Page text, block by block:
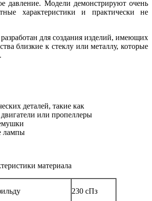
давление. Модели демонстрируют очень
характеристики и практически не
для создания изделий, имеющих
близкие к стеклу или металлу, которые
деталей, такие как
или пропеллеры
лампы
материала
230 сПз